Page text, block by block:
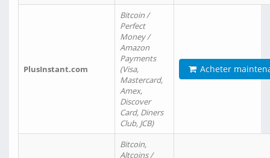
PlusInstant.com
Bitcoin /
Perfect
Money /
Amazon
Payments
(Visa,
Mastercard,
Amex,
Discover
Card, Diners
Club, JCB)
Acheter
Bitcoin,
Altcoins /